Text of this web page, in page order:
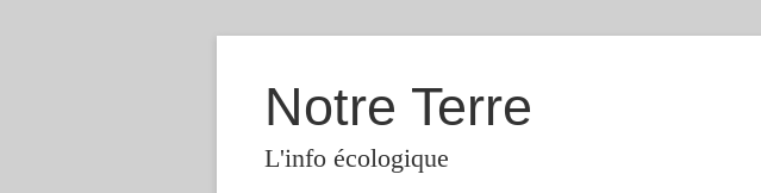
Notre Terre
L'info écologique